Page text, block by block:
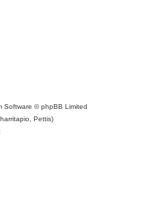
Software © phpBB Limited
Pettis)